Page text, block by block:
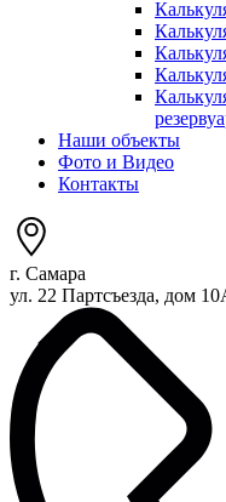
Наши объекты
Фото и Видео
Контакты
г. Самара
ул. 22 Партсъезда, дом